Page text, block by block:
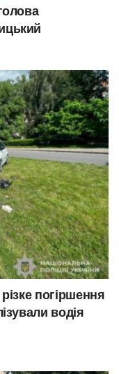
погіршення
водія